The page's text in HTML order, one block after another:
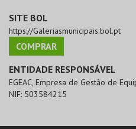
SITE BOL
https://Galeriasmunicipais.bol.pt
COMPRAR
ENTIDADE RESPONSÁVEL
EGEAC, Empresa de Gestão de
NIF: 503584215